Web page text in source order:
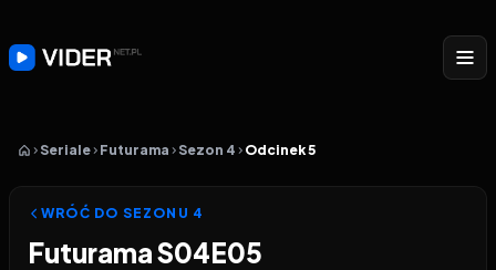
Seriale Futurama Sezon 4 Odcinek 5
WRÓĆ DO SEZONU 4
Futurama S04E05